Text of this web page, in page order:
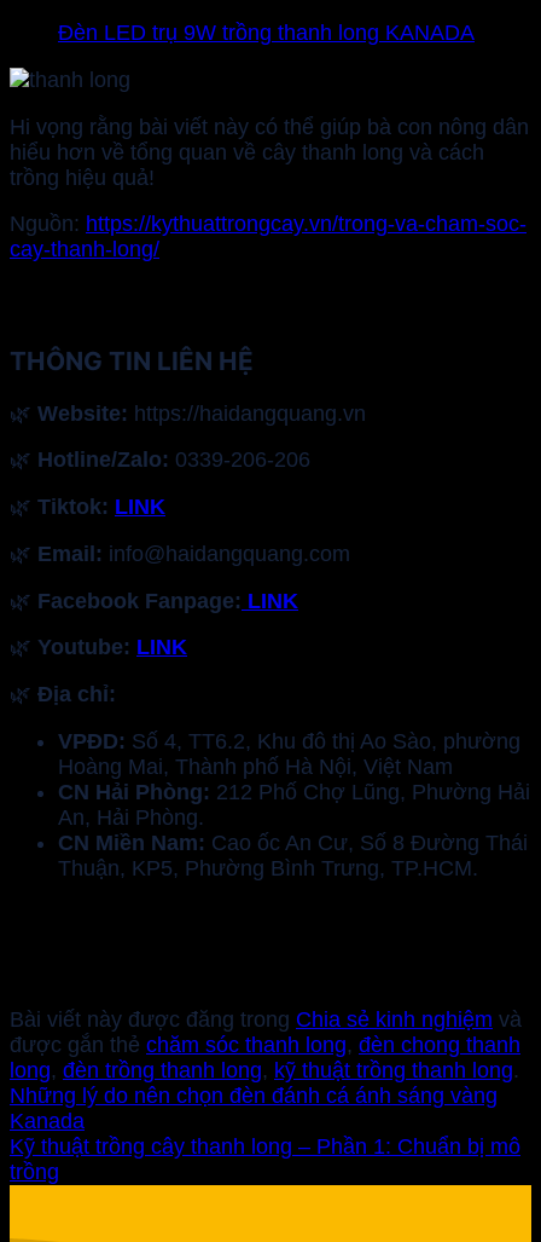
Đèn LED trụ 9W trồng thanh long KANADA
Hi vọng rằng bài viết này có thể giúp bà con nông dân
hiểu hơn về tổng quan về cây thanh long và cách
trồng hiệu quả!
Nguồn: https://kythuattrongcay.vn/trong-va-cham-soc-
cay-thanh-long/
THÔNG TIN LIÊN HỆ
🌿 Website: https://haidangquang.vn
🌿 Hotline/Zalo: 0339-206-206
🌿 Tiktok: LINK
🌿 Email: info@haidangquang.com
🌿 Facebook Fanpage: LINK
🌿 Youtube: LINK
🌿 Địa chỉ:
VPĐD: Số 4, TT6.2, Khu đô thị Ao Sào, phường
Hoàng Mai, Thành phố Hà Nội, Việt Nam
CN Hải Phòng: 212 Phố Chợ Lũng, Phường Hải
An, Hải Phòng.
CN Miền Nam: Cao ốc An Cư, Số 8 Đường Thái
Thuận, KP5, Phường Bình Trưng, TP.HCM.
Bài viết này được đăng trong Chia sẻ kinh nghiệm và
được gắn thẻ chăm sóc thanh long, đèn chong thanh
long, đèn trồng thanh long, kỹ thuật trồng thanh long.
Những lý do nên chọn đèn đánh cá ánh sáng vàng
Kanada
Kỹ thuật trồng cây thanh long – Phần 1: Chuẩn bị mô
trồng